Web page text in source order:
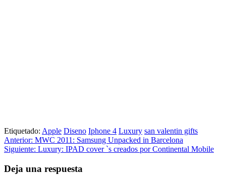
Etiquetado: Apple Diseno Iphone 4 Luxury san valentin gifts
Navegación
de
entradas
Anterior: MWC 2011: Samsung Unpacked in Barcelona
Siguiente: Luxury: IPAD cover `s creados por Continental Mobile
Deja una respuesta